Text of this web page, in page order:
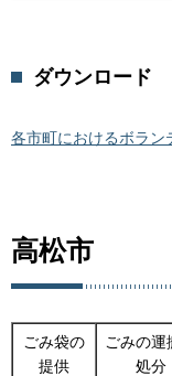
ダウンロード
各市町におけるボラン
高松市
ごみ袋の
提供
ごみの運
処分